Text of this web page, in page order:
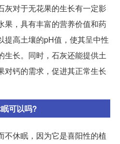
灰对于无花果的生长有一定影
果，具有丰富的营养价值和药
提高土壤的pH值，使其呈中性
生长。同时，石灰还能提供土
对钙的需求，促进其正常生长
可以吗?
不休眠，因为它是喜阳性的植